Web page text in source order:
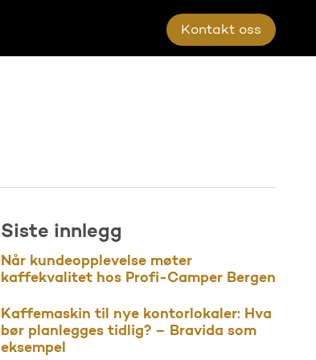
Kontakt oss
Siste innlegg
Når kundeopplevelse møter
kaffekvalitet hos Profi-Camper Bergen
Kaffemaskin til nye kontorlokaler: Hva
bør planlegges tidlig? – Bravida som
eksempel